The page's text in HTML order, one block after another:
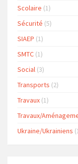
Scolaire (1)
Sécurité (5)
SIAEP (1)
SMTC (1)
Social (3)
Transports (2)
Travaux (1)
Travaux/
Ukraine/Ukrainiens